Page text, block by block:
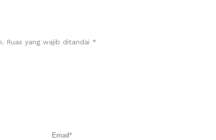
Ruas yang wajib ditandai *